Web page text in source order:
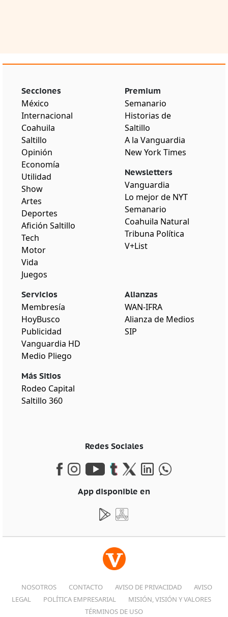
Secciones
México
Internacional
Coahuila
Saltillo
Opinión
Economía
Utilidad
Show
Artes
Deportes
Afición Saltillo
Tech
Motor
Vida
Juegos
Premium
Semanario
Historias de
Saltillo
A la Vanguardia
New York Times
Newsletters
Vanguardia
Lo mejor de NYT
Semanario
Coahuila Natural
Tribuna Política
V+List
Servicios
Membresía
HoyBusco
Publicidad
Vanguardia HD
Medio Pliego
Más Sitios
Rodeo Capital
Saltillo 360
Alianzas
WAN-IFRA
Alianza de Medios
SIP
Redes Sociales
App disponible en
NOSOTROS CONTACTO AVISO DE PRIVACIDAD
AVISO
LEGAL
POLÍTICA EMPRESARIAL
MISIÓN, VISIÓN Y VALORES
TÉRMINOS DE USO